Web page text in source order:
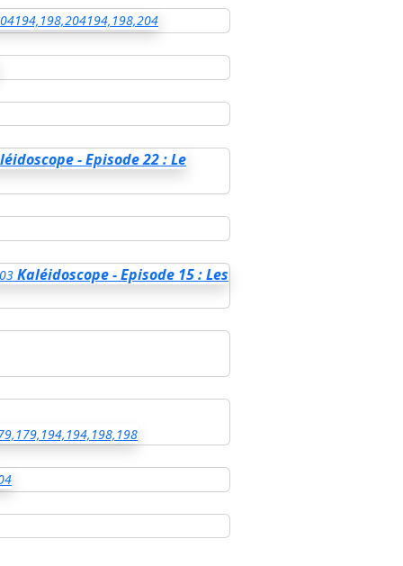
194,198,204194,198,204
- Episode 22 : Le
Kaléidoscope - Episode 15 : Les